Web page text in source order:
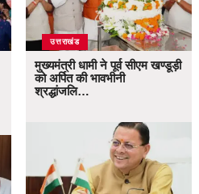
उत्तराखंड
मुख्यमंत्री धामी ने पूर्व सीएम खण्डूड़ी
को अर्पित की भावभीनी
श्रद्धांजलि…